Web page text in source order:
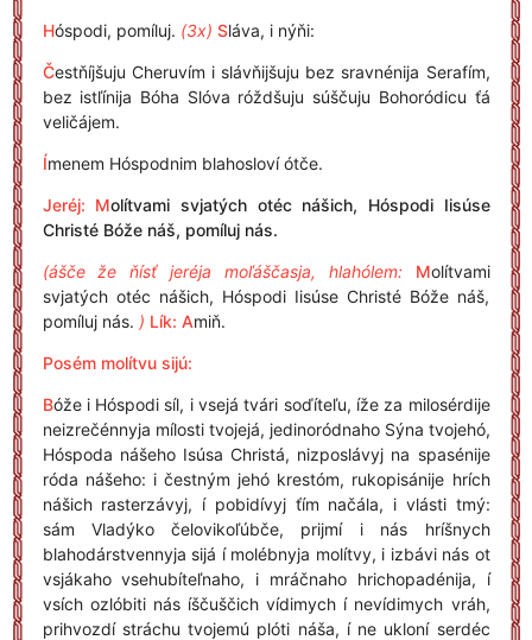
Hóspodi, pomíluj. (3x) Sláva, i nýňi:
Čestňíjšuju Cheruvím i slávňijšuju bez sravnénija Serafím,
bez istľínija Bóha Slóva róždšuju súščuju Bohoródicu ťá
veličájem.
Ímenem Hóspodnim blahosloví ótče.
Jeréj: Molítvami svjatých otéc nášich, Hóspodi Iisúse
Christé Bóže náš, pomíluj nás.
(ášče že ňísť jeréja moľáščasja, hlahólem: Molítvami
svjatých otéc nášich, Hóspodi Iisúse Christé Bóže náš,
pomíluj nás. ) Lík: Amiň.
Posém molítvu sijú:
Bóže i Hóspodi síl, i vsejá tvári soďíteľu, íže za milosérdije
neizrečénnyja mílosti tvojejá, jedinoródnaho Sýna tvojehó,
Hóspoda nášeho Isúsa Christá, nizposlávyj na spasénije
róda nášeho: i čestným jehó krestóm, rukopisánije hrích
nášich rasterzávyj, í pobidívyj ťím načála, i vlá­sti tmý:
sám Vladýko čelovikoľúbče, prijmí i nás hríšnych
blahodárstvennyja sijá í molébnyja molítvy, i izbávi nás ot
vsjákaho vsehubíteľnaho, i mráčnaho hrichopadénija, í
vsích ozlóbiti nás íščuščich vídimych í nevídimych vráh,
prihvozdí stráchu tvojemú plóti náša, í ne ukloní serdéc